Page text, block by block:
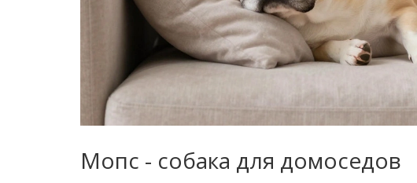
Мопс - собака для домоседов